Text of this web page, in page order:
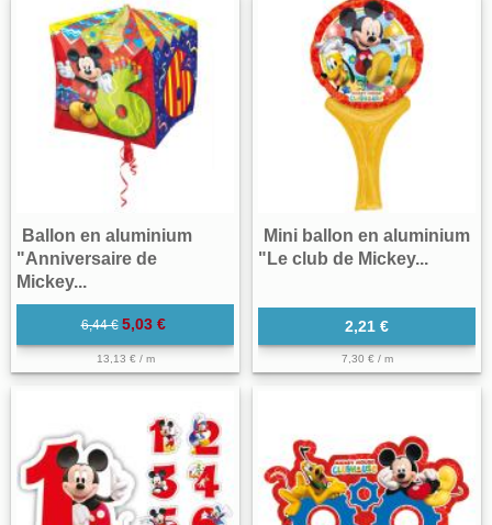
Ballon en aluminium
"Anniversaire de
Mickey...
6,44 € 5,03 €
13,13 € / m
Mini ballon en aluminium
"Le club de Mickey...
2,21 €
7,30 € / m